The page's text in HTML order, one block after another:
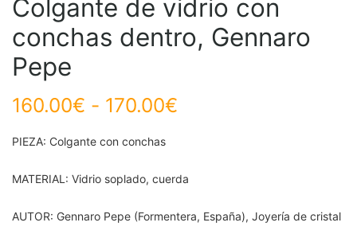
Colgante de vidrio con
conchas dentro, Gennaro
Pepe
160.00€ - 170.00€
PIEZA: Colgante con conchas
MATERIAL: Vidrio soplado, cuerda
AUTOR: Gennaro Pepe (Formentera, España), Joyería de cristal